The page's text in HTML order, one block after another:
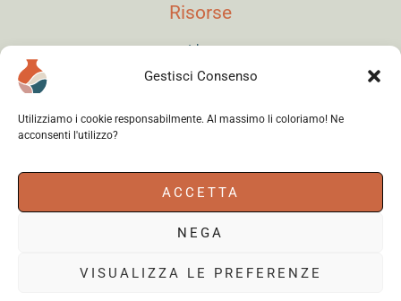
Gestisci Consenso
Utilizziamo i cookie responsabilmente. Al massimo li coloriamo! Ne
acconsenti l'utilizzo?
ACCETTA
NEGA
VISUALIZZA LE PREFERENZE
Risorse
Idee
Guide
Tornio Virtuale
Accedi